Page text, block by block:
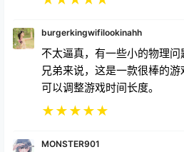
门员的训练模式也是骗局，球
★★★★ ★
Laxontop73
它对我帮助很大，有一天我
同一天我参加了一场比赛并在